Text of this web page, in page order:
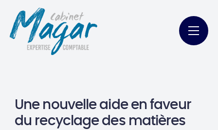
Une nouvelle aide en faveur
du recyclage des matières